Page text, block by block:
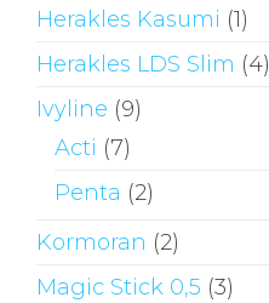
Herakles Kasumi (1)
Herakles LDS Slim (4)
Ivyline (9)
Acti (7)
Penta (2)
Kormoran (2)
Magic Stick 0,5 (3)